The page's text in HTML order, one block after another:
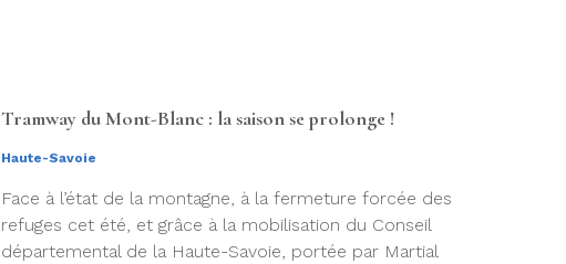
Tramway du Mont-Blanc : la saison se prolonge !
Haute-Savoie
Face à l’état de la montagne, à la fermeture forcée des
refuges cet été, et grâce à la mobilisation du Conseil
départemental de la Haute-Savoie, portée par Martial